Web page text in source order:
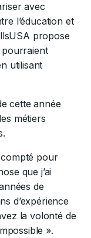
avec
l’éducation et
propose
pourraient
utilisant
cette année
métiers
pour
que j’ai
de
d’expérience
la volonté de
».